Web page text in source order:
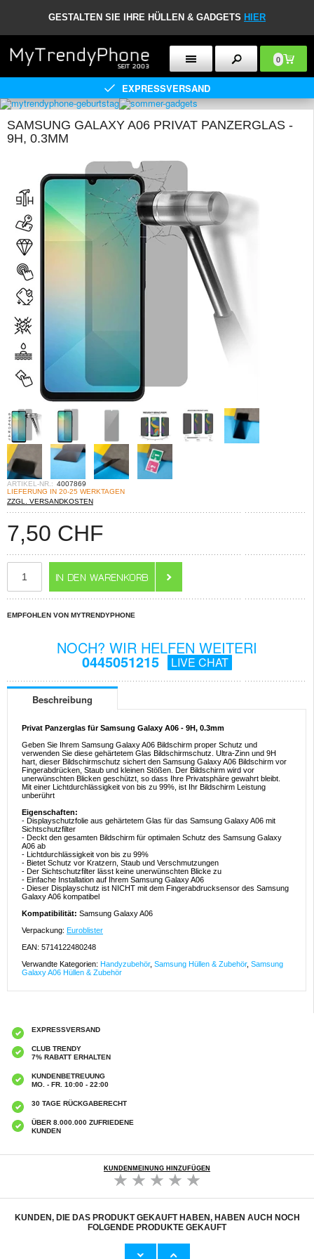
GESTALTEN SIE IHRE HÜLLEN & GADGETS HIER
0
EXPRESSVERSAND
SAMSUNG GALAXY A06 PRIVAT PANZERGLAS -
9H, 0.3MM
ARTIKEL-NR.: 4007869
LIEFERUNG IN 20-25 WERKTAGEN
ZZGL. VERSANDKOSTEN
7,50 CHF
EMPFOHLEN VON MYTRENDYPHONE
NOCH? WIR HELFEN WEITERI
0445051215 LIVE CHAT
Beschreibung
Privat Panzerglas für Samsung Galaxy A06 - 9H, 0.3mm
Geben Sie Ihrem Samsung Galaxy A06 Bildschirm proper Schutz und
verwenden Sie diese gehärtetem Glas Bildschirmschutz. Ultra-Zinn und 9H
hart, dieser Bildschirmschutz sichert den Samsung Galaxy A06 Bildschirm vor
Fingerabdrücken, Staub und kleinen Stößen. Der Bildschirm wird vor
unerwünschten Blicken geschützt, so dass Ihre Privatsphäre gewahrt bleibt.
Mit einer Lichtdurchlässigkeit von bis zu 99%, ist Ihr Bildschirm Leistung
unberührt
Eigenschaften:
- Displayschutzfolie aus gehärtetem Glas für das Samsung Galaxy A06 mit
Sichtschutzfilter
- Deckt den gesamten Bildschirm für optimalen Schutz des Samsung Galaxy
A06 ab
- Lichtdurchlässigkeit von bis zu 99%
- Bietet Schutz vor Kratzern, Staub und Verschmutzungen
- Der Sichtschutzfilter lässt keine unerwünschten Blicke zu
- Einfache Installation auf Ihrem Samsung Galaxy A06
- Dieser Displayschutz ist NICHT mit dem Fingerabdrucksensor des Samsung
Galaxy A06 kompatibel
Kompatibilität: Samsung Galaxy A06
Verpackung: Euroblister
EAN: 5714122480248
Verwandte Kategorien: Handyzubehör, Samsung Hüllen & Zubehör, Samsung
Galaxy A06 Hüllen & Zubehör
EXPRESSVERSAND
CLUB TRENDY
7% RABATT ERHALTEN
KUNDENBETREUUNG
MO. - FR. 10:00 - 22:00
30 TAGE RÜCKGABERECHT
ÜBER 8.000.000 ZUFRIEDENE
KUNDEN
KUNDENMEINUNG HINZUFÜGEN
KUNDEN, DIE DAS PRODUKT GEKAUFT HABEN, HABEN AUCH NOCH
FOLGENDE PRODUKTE GEKAUFT
Samsung Galaxy S25 Hofi Anti Spy Pro+
Cardholder Serie Samsung Galaxy A14/A14